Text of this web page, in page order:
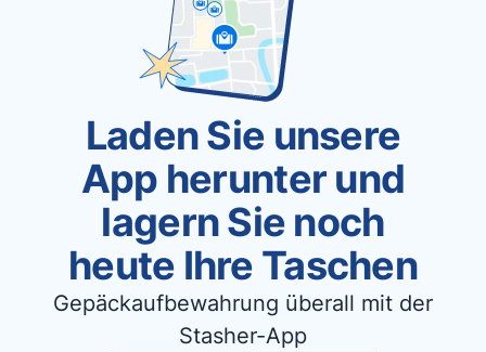
Laden Sie unsere
App herunter und
lagern Sie noch
heute Ihre Taschen
Gepäckaufbewahrung überall mit der
Stasher-App